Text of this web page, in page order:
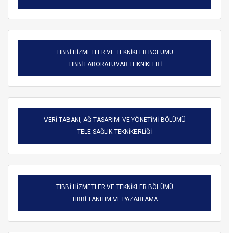
TIBBİ HİZMETLER VE TEKNİKLER BÖLÜMÜ
TIBBİ LABORATUVAR TEKNİKLERİ
VERİ TABANI, AĞ TASARIMI VE YÖNETİMİ BÖLÜMÜ
TELE-SAĞLIK TEKNİKERLİĞİ
TIBBİ HİZMETLER VE TEKNİKLER BÖLÜMÜ
TIBBİ TANITIM VE PAZARLAMA